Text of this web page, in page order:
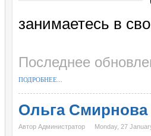
занимаетесь в
Последнее
ПОДРОБНЕЕ...
Ольга
Автор Администратор Monday, 27